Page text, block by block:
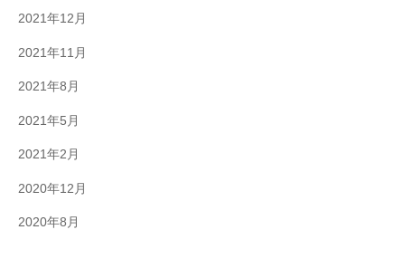
2021年12月
2021年11月
2021年8月
2021年5月
2021年2月
2020年12月
2020年8月